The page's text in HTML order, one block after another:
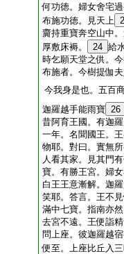
何功徳。婦女舍宅
布施功徳。見天上
齎持重寶奔空山中
厚敷床褥。
24 給
時乞願天堂之供。
布施者。今樹提伽
今我身是也。五百
迦羅越手能雨寶 26
昔阿育王國。有迦
一年。名聞國王。
物耶。對曰。實無
人看其家。見其門
寶。有勝王宮。婦
白王王意漸解。迦
笑耶。答言。王不
滿中七寶。指南亦
去宮不遠。王便詣
問上座。彼迦羅越
便至。上座比丘入